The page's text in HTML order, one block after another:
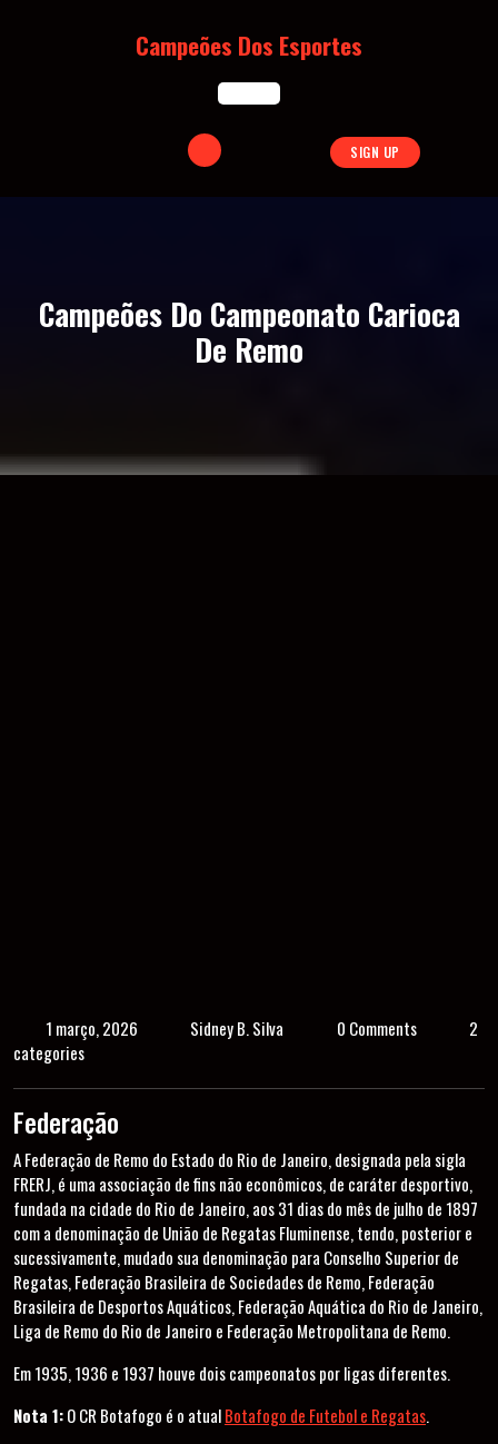
Campeões Dos Esportes
Open
Button
SIGN UP
Campeões Do Campeonato Carioca
De Remo
1 março, 2026 Sidney B. Silva 0 Comments
2
categories
Federação
A Federação de Remo do Estado do Rio de Janeiro, designada pela sigla
FRERJ, é uma associação de fins não econômicos, de caráter desportivo,
fundada na cidade do Rio de Janeiro, aos 31 dias do mês de julho de 1897
com a denominação de União de Regatas Fluminense, tendo, posterior e
sucessivamente, mudado sua denominação para Conselho Superior de
Regatas, Federação Brasileira de Sociedades de Remo, Federação
Brasileira de Desportos Aquáticos, Federação Aquática do Rio de Janeiro,
Liga de Remo do Rio de Janeiro e Federação Metropolitana de Remo.
Em 1935, 1936 e 1937 houve dois campeonatos por ligas diferentes.
Nota 1:O CR Botafogo é o atualBotafogo de Futebol e Regatas.